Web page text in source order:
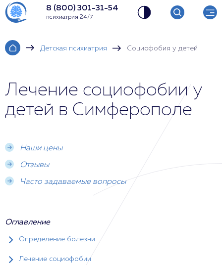
8 (800) 301-31-54
психиатрия 24/7
Детская психиатрия Социофобия у детей
Лечение социофобии у
детей в Симферополе
Наши цены
Отзывы
Часто задаваемые вопросы
Оглавление
Определение болезни
Лечение социофобии